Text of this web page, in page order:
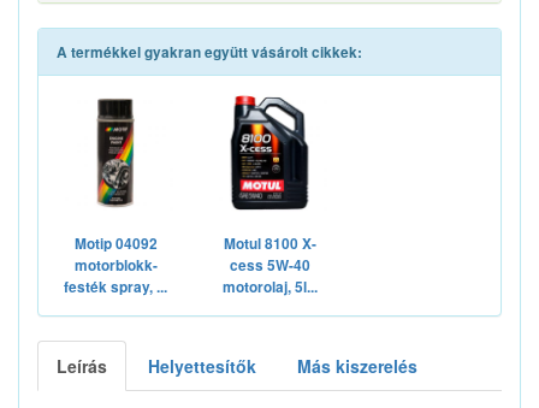
A termékkel gyakran együtt vásárolt cikkek:
Motip 04092
motorblokk-
festék spray, ...
Motul 8100 X-
cess 5W-40
motorolaj, 5l...
Leírás Helyettesítők Más kiszerelés